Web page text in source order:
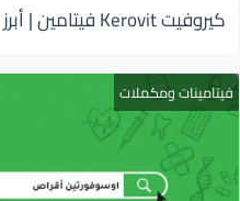
كيروفيت Kerovit فيتامين | أبرز 7 دواعى إستعمال له
فيتامينات ومكملات